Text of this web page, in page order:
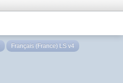
Français (France) LS v4